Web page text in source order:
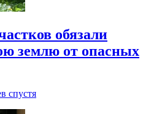
обязали
землю от опасных
спустя